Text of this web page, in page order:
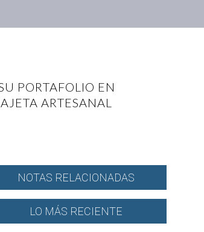
PORTAFOLIO EN
ARTESANAL
NOTAS RELACIONADAS
LO MÁS RECIENTE